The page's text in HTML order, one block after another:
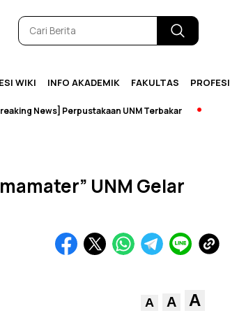
WIKI INFO AKADEMIK FAKULTAS
Perpustakaan UNM Terbakar Pameran
UNM Gelar
A A A